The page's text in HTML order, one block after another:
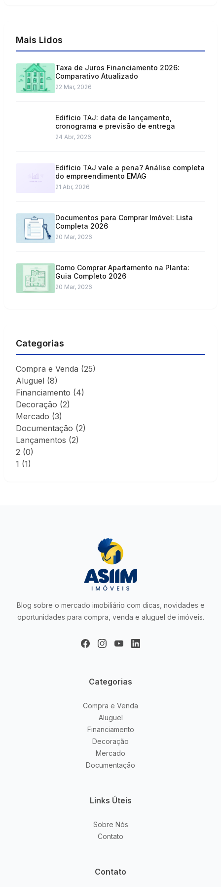
Mais Lidos
Taxa de Juros Financiamento 2026:
Comparativo Atualizado
22 Mar, 2026
Edifício TAJ: data de lançamento,
cronograma e previsão de entrega
24 Abr, 2026
Edifício TAJ vale a pena? Análise completa
do empreendimento EMAG
21 Abr, 2026
Documentos para Comprar Imóvel: Lista
Completa 2026
20 Mar, 2026
Como Comprar Apartamento na Planta:
Guia Completo 2026
20 Mar, 2026
Categorias
Compra e Venda (25)
Aluguel (8)
Financiamento (4)
Decoração (2)
Mercado (3)
Documentação (2)
Lançamentos (2)
2 (0)
1 (1)
Blog sobre o mercado imobiliário com dicas, novidades e
oportunidades para compra, venda e aluguel de imóveis.
Categorias
Compra e Venda
Aluguel
Financiamento
Decoração
Mercado
Documentação
Links Úteis
Sobre Nós
Contato
Contato